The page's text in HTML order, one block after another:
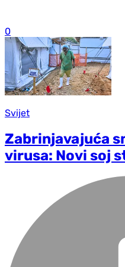
0
Svijet
Zabrinjavajuća
virusa: Novi soj